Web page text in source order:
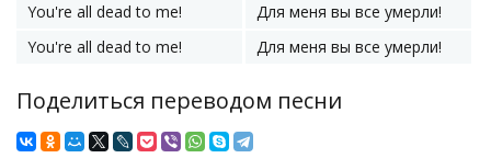
You're all dead to me!
Для меня вы все умерли!
You're all dead to me!
Для меня вы все умерли!
Поделиться переводом песни